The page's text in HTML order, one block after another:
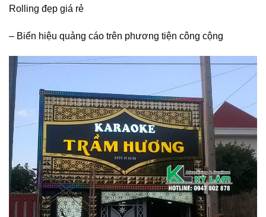
Rolling đẹp giá rẻ
– Biển hiệu quảng cáo trên phương tiện công cộng